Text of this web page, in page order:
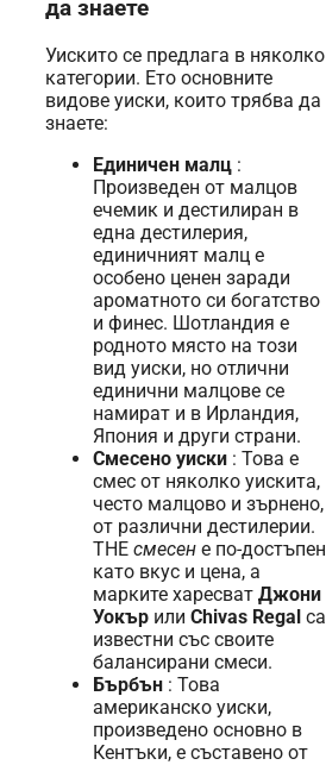
да знаете
Уискито се предлага в няколко
категории. Ето основните
видове уиски, които трябва да
знаете:
Единичен малц :
Произведен от малцов
ечемик и дестилиран в
една дестилерия,
единичният малц е
особено ценен заради
ароматното си богатство
и финес. Шотландия е
родното място на този
вид уиски, но отлични
единични малцове се
намират и в Ирландия,
Япония и други страни.
Смесено уиски : Това е
смес от няколко уискита,
често малцово и зърнено,
от различни дестилерии.
THE смесен е по-достъпен
като вкус и цена, а
марките харесват Джони
Уокър или Chivas Regal са
известни със своите
балансирани смеси.
Бърбън : Това
американско уиски,
произведено основно в
Кентъки, е съставено от